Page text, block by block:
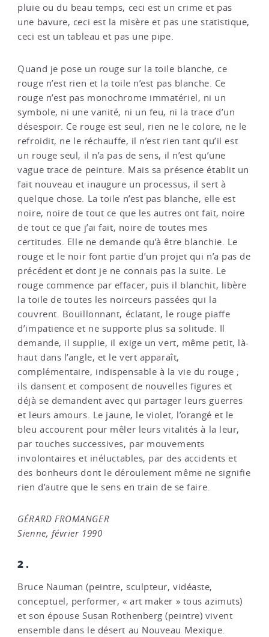
pluie ou du beau temps, ceci est un crime et pas
une bavure, ceci est la misère et pas une statistique,
ceci est un tableau et pas une pipe.
Quand je pose un rouge sur la toile blanche, ce
rouge n’est rien et la toile n’est pas blanche. Ce
rouge n’est pas monochrome immatériel, ni un
symbole, ni une vanité, ni un feu, ni la trace d’un
désespoir. Ce rouge est seul, rien ne le colore, ne le
refroidit, ne le réchauffe, il n’est rien tant qu’il est
un rouge seul, il n’a pas de sens, il n’est qu’une
vague trace de peinture. Mais sa présence établit un
fait nouveau et inaugure un processus, il sert à
quelque chose. La toile n’est pas blanche, elle est
noire, noire de tout ce que les autres ont fait, noire
de tout ce que j’ai fait, noire de toutes mes
certitudes. Elle ne demande qu’à être blanchie. Le
rouge et le noir font partie d’un projet qui n’a pas de
précédent et dont je ne connais pas la suite. Le
rouge commence par effacer, puis il blanchit, libère
la toile de toutes les noirceurs passées qui la
couvrent. Bouillonnant, éclatant, le rouge piaffe
d’impatience et ne supporte plus sa solitude. Il
demande, il supplie, il exige un vert, même petit, là-
haut dans l’angle, et le vert apparaît,
complémentaire, indispensable à la vie du rouge ;
ils dansent et composent de nouvelles figures et
déjà se demandent avec qui partager leurs guerres
et leurs amours. Le jaune, le violet, l’orangé et le
bleu accourent pour mêler leurs vitalités à la leur,
par touches successives, par mouvements
involontaires et inéluctables, par des accidents et
des bonheurs dont le déroulement même ne signifie
rien d’autre que le sens en train de se faire.
GÉRARD FROMANGER
Sienne, février 1990
2.
Bruce Nauman (peintre, sculpteur, vidéaste,
conceptuel, performer, « art maker » tous azimuts)
et son épouse Susan Rothenberg (peintre) vivent
ensemble dans le désert au Nouveau Mexique.